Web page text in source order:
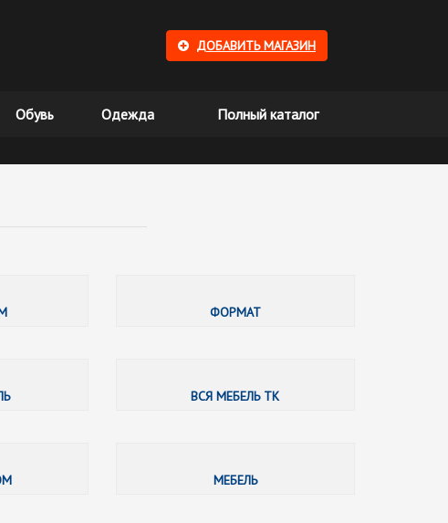
ДОБАВИТЬ МАГАЗИН
Обувь Одежда Полный каталог
ФОРМАТ
ВСЯ МЕБЕЛЬ ТК
МЕБЕЛЬ